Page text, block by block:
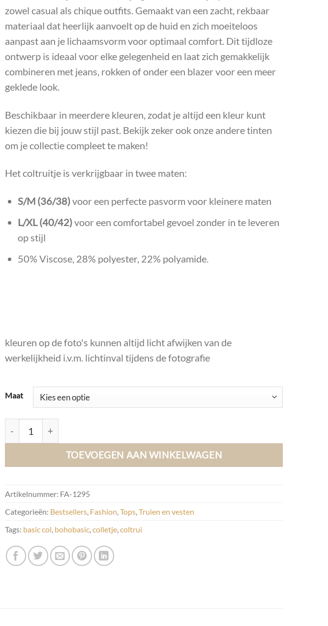
zowel casual als chique outfits. Gemaakt van een zacht, rekbaar
materiaal dat heerlijk aanvoelt op de huid en zich moeiteloos
aanpast aan je lichaamsvorm voor optimaal comfort. Dit tijdloze
ontwerp is ideaal voor elke gelegenheid en laat zich gemakkelijk
combineren met jeans, rokken of onder een blazer voor een meer
geklede look.
Beschikbaar in meerdere kleuren, zodat je altijd een kleur kunt
kiezen die bij jouw stijl past. Bekijk zeker ook onze andere tinten
om je collectie compleet te maken!
Het coltruitje is verkrijgbaar in twee maten:
S/M (36/38)voor een perfecte pasvorm voor kleinere maten
L/XL (40/42)voor een comfortabel gevoel zonder in te leveren
op stijl
50% Viscose, 28% polyester, 22% polyamide.
kleuren op de foto's kunnen altijd licht afwijken van de
werkelijkheid i.v.m. lichtinval tijdens de fotografie
Maat
TOEVOEGEN AAN WINKELWAGEN
Artikelnummer: FA-1295
Categorieën: Bestsellers, Fashion,Tops,Truien en vesten
Tags: basic col, bohobasic,colletje,coltrui